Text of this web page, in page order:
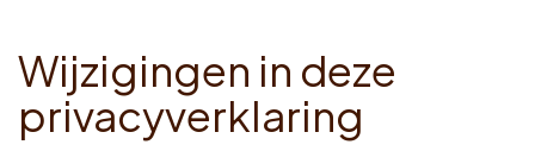
Wijzigingen in deze
privacyverklaring